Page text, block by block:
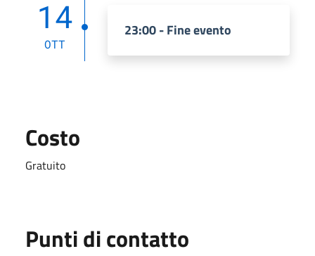
14
OTT
23:00 - Fine evento
Costo
Gratuito
Punti di contatto